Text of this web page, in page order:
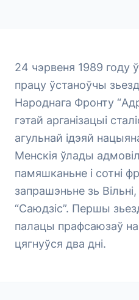
24 чэрвеня 1989 году
працу ўстаноўчы
Народнага Фронту
гэтай арганізацыі
агульнай ідэяй
Менскія ўлады
памяшканьне і сотні
запрашэньне зь
“Саюдзіс”. Першы
палацы прафсаюзаў
цягнуўся два дні.